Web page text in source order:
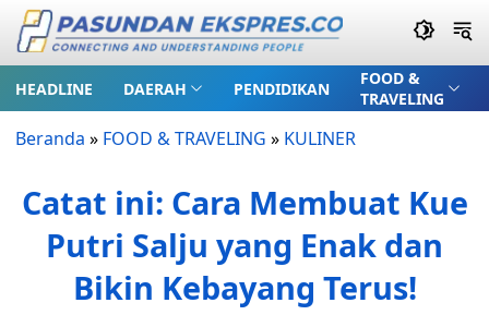
HEADLINE DAERAH PENDIDIKAN
FOOD &
TRAVELING
Beranda » FOOD & TRAVELING » KULINER
Catat ini: Cara Membuat Kue
Putri Salju yang Enak dan
Bikin Kebayang Terus!